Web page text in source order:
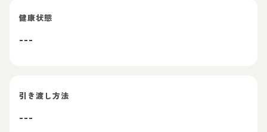
健康状態
---
引き渡し方法
---